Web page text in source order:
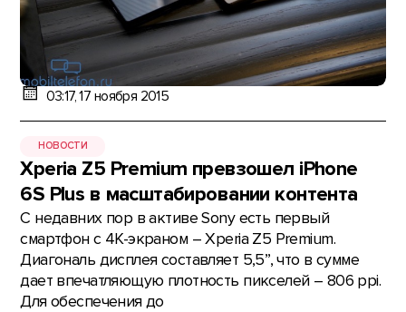
03:17, 17 ноября 2015
НОВОСТИ
Xperia Z5 Premium превзошел iPhone
6S Plus в масштабировании контента
С недавних пор в активе Sony есть первый
смартфон с 4K-экраном – Xperia Z5 Premium.
Диагональ дисплея составляет 5,5’’, что в сумме
дает впечатляющую плотность пикселей – 806 ppi.
Для обеспечения до